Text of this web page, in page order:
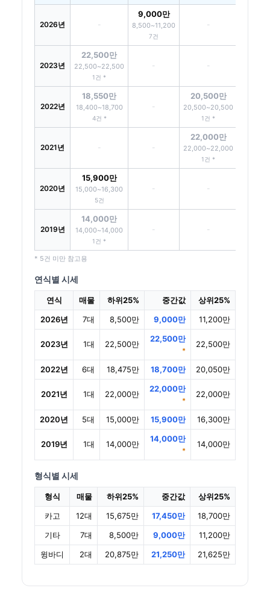
2026년 -
9,000만
8,500~11,200
7건
-
2023년
22,500만
22,500~22,500
1건 *
- -
2022년
18,550만
18,400~18,700
4건 *
-
20,500만
20,500~20,500
1건 *
2021년 - -
22,000만
22,000~22,000
1건 *
2020년
15,900만
15,000~16,300
5건
- -
2019년
14,000만
14,000~14,000
1건 *
- -
* 5건 미만 참고용
연식별 시세
연식 매물 하위25% 중간값
상위25%
2026년
7대 8,500만 9,000만 11,200만
2023년 1대 22,500만
22,500만
*
22,500만
2022년 6대 18,475만 18,700만 20,050만
2021년 1대 22,000만
22,000만
*
22,000만
2020년 5대 15,000만 15,900만 16,300만
2019년 1대 14,000만
14,000만
*
14,000만
형식별 시세
형식 매물 하위25% 중간값
상위25%
카고
12대 15,675만 17,450만
18,700만
기타
7대 8,500만 9,000만
11,200만
윙바디
2대 20,875만 21,250만 21,625만